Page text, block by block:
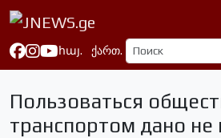
հայ. ქართ.
Пользоваться
транспортом дано не